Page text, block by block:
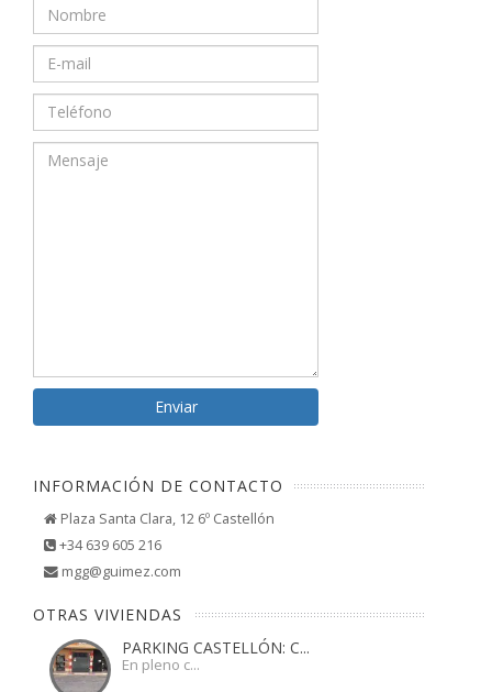
INFORMACIÓN DE CONTACTO
Plaza Santa Clara, 12 6º Castellón
+34 639 605 216
mgg@guimez.com
OTRAS VIVIENDAS
PARKING CASTELLÓN: C...
En pleno c...